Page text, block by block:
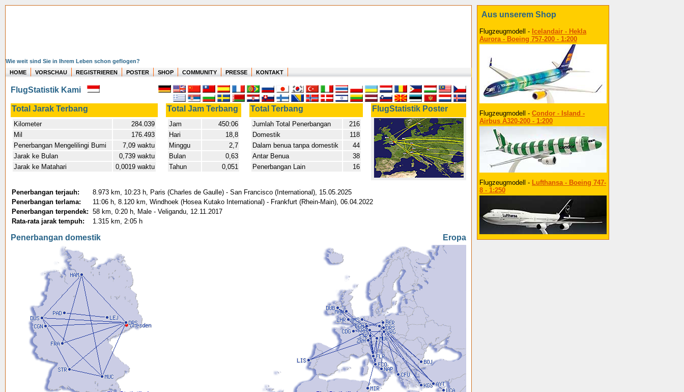
Wie weit sind Sie in Ihrem Leben schon geflogen?
HOME
VORSCHAU REGISTRIEREN POSTER SHOP COMMUNITY PRESSE KONTAKT
FlugStatistik Kami
Total Jarak Terbang Total Jam Terbang Total Terbang FlugStatistik Poster
Kilometer
284.039
Mil
176.493
Penerbangan Mengelilingi Bumi
7,09 waktu
Jarak ke Bulan
0,739 waktu
Jarak ke Matahari
0,0019 waktu
Jam
450:06
Hari
18,8
Minggu
2,7
Bulan
0,63
Tahun
0,051
Jumlah Total Penerbangan
216
Domestik
118
Dalam benua tanpa domestik
44
Antar Benua
38
Penerbangan Lain
16
Penerbangan terjauh:
8.973 km, 10:23 h, Paris (Charles de Gaulle) - San Francisco (International), 15.05.2025
Penerbangan terlama:
11:06 h, 8.120 km, Windhoek (Hosea Kutako International) - Frankfurt (Rhein-Main), 06.04.2022
Penerbangan terpendek: 58 km, 0:20 h, Male - Veligandu, 12.11.2017
Rata-rata jarak tempuh:
1.315 km, 2:05 h
Penerbangan domestik Eropa
Aus unserem Shop
Flugzeugmodell - Icelandair - Hekla
Aurora - Boeing 757-200 - 1:200
Flugzeugmodell - Condor - Island -
Airbus A320-200 - 1:200
Flugzeugmodell - Lufthansa - Boeing 747-
8 - 1:250